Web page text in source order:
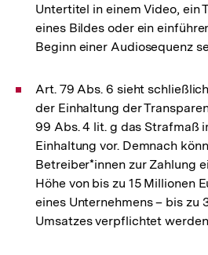
Untertitel in einem Video, ein
eines Bildes oder ein
Beginn einer Audiosequenz
Art. 79 Abs. 6 sieht
der Einhaltung der
99 Abs. 4 lit. g das Strafmaß
Einhaltung vor. Demnach
Betreiber*innen zur Zahlung
Höhe von bis zu 15 Millionen
eines Unternehmens – bis zu
Umsatzes verpflichtet